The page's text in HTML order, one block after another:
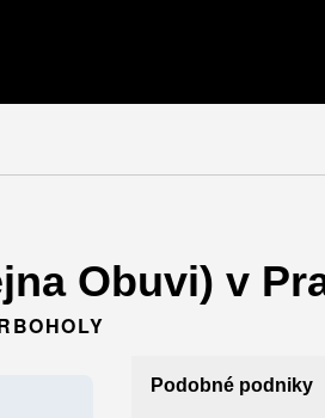
Obuvi) v
Podobné podniky